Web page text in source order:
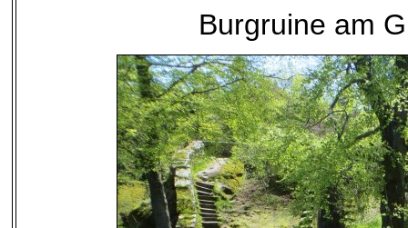
Burgruine am